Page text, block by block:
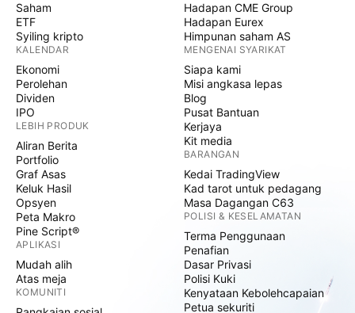
Saham
ETF
Syiling kripto
KALENDAR
Ekonomi
Perolehan
Dividen
IPO
LEBIH PRODUK
Aliran Berita
Portfolio
Graf Asas
Keluk Hasil
Opsyen
Peta Makro
Pine Script®
APLIKASI
Mudah alih
Atas meja
KOMUNITI
Hadapan CME Group
Hadapan Eurex
Himpunan saham AS
MENGENAI SYARIKAT
Siapa kami
Misi angkasa lepas
Blog
Pusat Bantuan
Kerjaya
Kit media
BARANGAN
Kedai TradingView
Kad tarot untuk pedagang
Masa Dagangan C63
POLISI & KESELAMATAN
Terma Penggunaan
Penafian
Dasar Privasi
Polisi Kuki
Kenyataan Kebolehcapaian
Petua sekuriti